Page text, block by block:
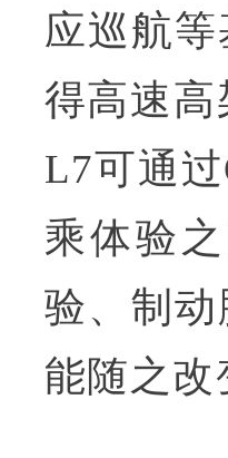
应巡航
得高速
L7可通
乘体验
验、制
能随之改